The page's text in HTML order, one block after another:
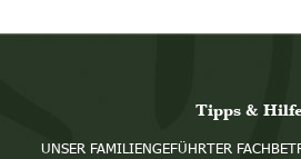
Tipps &
UNSER FAMILIENGEFÜHRTER